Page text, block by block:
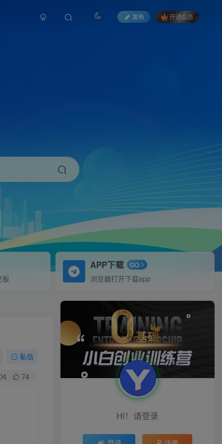
发布 开通会员
板
APP下载 GO
浏览器打开下载app
私信
74
HI！请登录